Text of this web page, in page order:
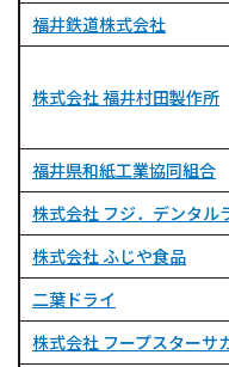
福井鉄道株式会社
株式会社 福井村田製作所
福井県和紙工業協同組合
株式会社 フジ．デンタル
株式会社 ふじや食品
二葉ドライ
株式会社 フープスターサ